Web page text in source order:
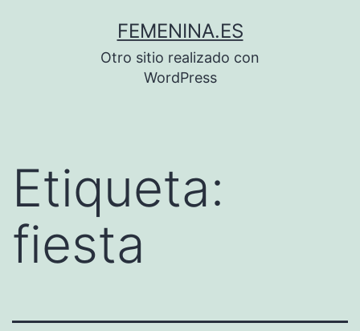
FEMENINA.ES
Otro sitio realizado con
WordPress
Etiqueta:
fiesta